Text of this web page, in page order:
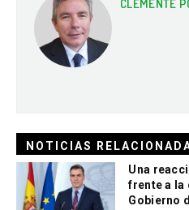
CLEMENTE
NOTICIAS
Una
frente a la
Gobierno